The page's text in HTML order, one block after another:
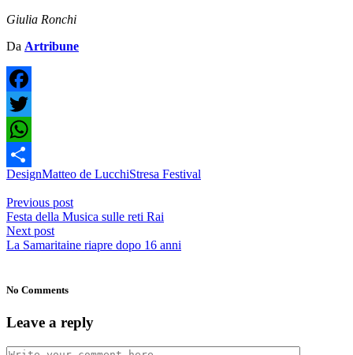
Giulia Ronchi
Da Artribune
Facebook
Twitter
WhatsApp
Share
DesignMatteo de LucchiStresa Festival
Previous post
Festa della Musica sulle reti Rai
Next post
La Samaritaine riapre dopo 16 anni
No Comments
Leave a reply